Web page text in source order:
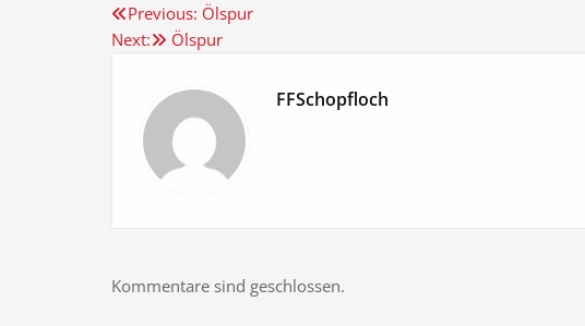
Beitragsnavigation
Previous: Ölspur
Next:
Ölspur
FFSchopfloch
Kommentare sind geschlossen.